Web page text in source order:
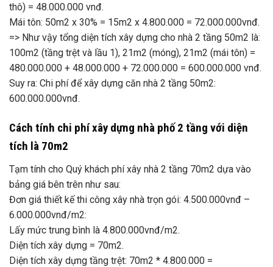
thô) = 48.000.000 vnđ.
Mái tôn: 50m2 x 30% = 15m2 x 4.800.000 = 72.000.000vnđ.
=> Như vậy tổng diện tích xây dựng cho nhà 2 tầng 50m2 là:
100m2 (tầng trệt và lầu 1), 21m2 (móng), 21m2 (mái tôn) =
480.000.000 + 48.000.000 + 72.000.000 = 600.000.000 vnđ.
Suy ra: Chi phí để xây dựng căn nhà 2 tầng 50m2:
600.000.000vnđ.
Cách tính chi phí xây dựng nhà phố 2 tầng với diện
tích là 70m2
Tạm tính cho Quý khách phí xây nhà 2 tầng 70m2 dựa vào
bảng giá bên trên như sau:
Đơn giá thiết kế thi công xây nhà trọn gói: 4.500.000vnđ –
6.000.000vnđ/m2:
Lấy mức trung bình là 4.800.000vnđ/m2.
Diện tích xây dựng = 70m2.
Diện tích xây dựng tầng trệt: 70m2 * 4.800.000 =